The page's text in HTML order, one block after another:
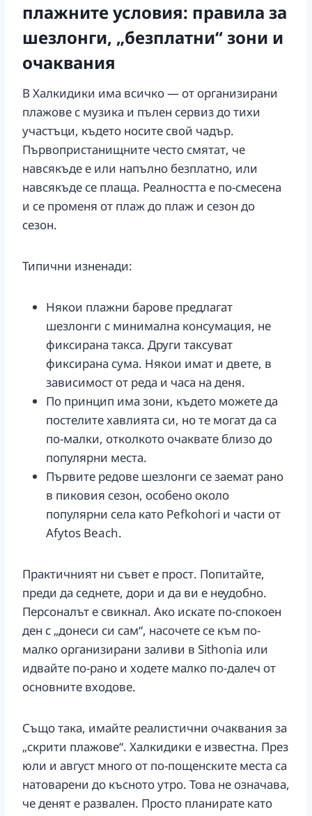
плажните условия: правила за
шезлонги, „безплатни“ зони и
очаквания
В Халкидики има всичко — от организирани
плажове с музика и пълен сервиз до тихи
участъци, където носите свой чадър.
Първопристанищните често смятат, че
навсякъде е или напълно безплатно, или
навсякъде се плаща. Реалността е по-смесена
и се променя от плаж до плаж и сезон до
сезон.
Типични изненади:
Някои плажни барове предлагат
шезлонги с минимална консумация, не
фиксирана такса. Други таксуват
фиксирана сума. Някои имат и двете, в
зависимост от реда и часа на деня.
По принцип има зони, където можете да
постелите хавлията си, но те могат да са
по-малки, отколкото очаквате близо до
популярни места.
Първите редове шезлонги се заемат рано
в пиковия сезон, особено около
популярни села като Pefkohori и части от
Afytos Beach.
Практичният ни съвет е прост. Попитайте,
преди да седнете, дори и да ви е неудобно.
Персоналът е свикнал. Ако искате по-спокоен
ден с „донеси си сам“, насочете се към по-
малко организирани заливи в Sithonia или
идвайте по-рано и ходете малко по-далеч от
основните входове.
Също така, имайте реалистични очаквания за
„скрити плажове“. Халкидики е известна. През
юли и август много от по-пощенските места са
натоварени до късното утро. Това не означава,
че денят е развален. Просто планирате като